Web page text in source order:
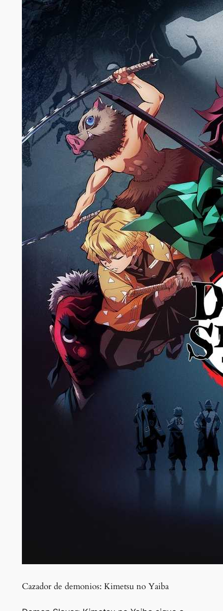
Cazador de demonios: Kimetsu no Yaiba